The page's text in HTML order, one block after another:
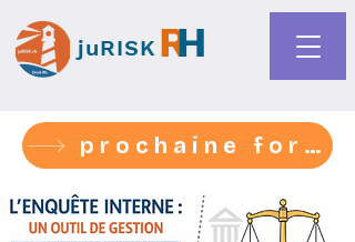
juRISK RH
prochaine formation 1-2-3 sept- médiation harcèlement